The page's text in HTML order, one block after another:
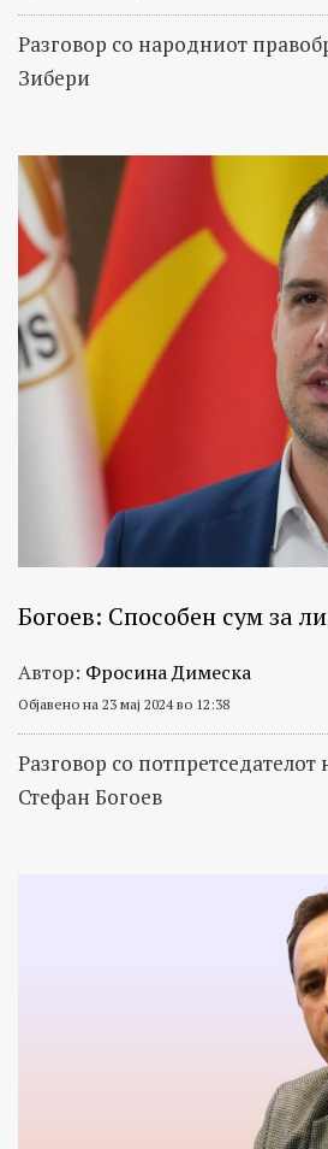
Разговор со народниот
Зибери
Богоeв: Способен сум за
Автор: Фросина Димеска
Објавено на 23 мај 2024 во 12:38
Разговор со потпретседателот
Стефан Богоев